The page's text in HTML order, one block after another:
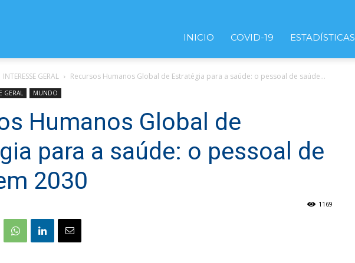
INICIO COVID-19 ESTADÍSTICAS
INTERESSE GERAL Recursos Humanos Global de Estratégia para a saúde: o pessoal de saúde...
GERAL MUNDO
Humanos Global de
para a saúde: o pessoal de
2030
1169